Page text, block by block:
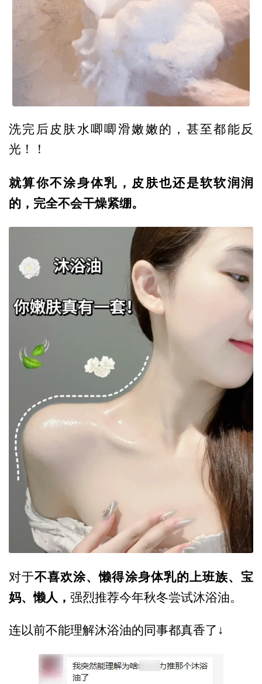
洗完后皮肤水唧唧滑嫩嫩的，甚至都能反
光！！
就算你不涂身体乳，皮肤也还是软软润润
的，完全不会干燥紧绷。
对于不喜欢涂、懒得涂身体乳的上班族、宝
妈、懒人， 强烈推荐今年秋冬尝试沐浴油。
连以前不能理解沐浴油的同事都真香了↓